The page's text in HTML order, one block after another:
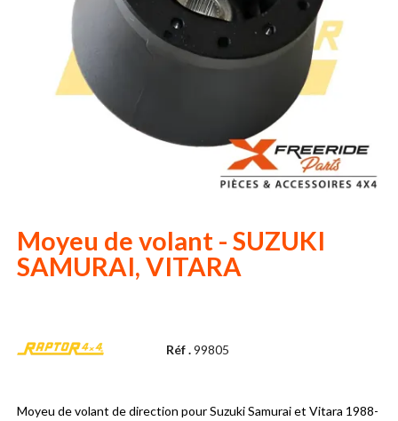
Moyeu de volant - SUZUKI
SAMURAI, VITARA
Réf .99805
Moyeu de volant de direction pour Suzuki Samurai et Vitara 1988-